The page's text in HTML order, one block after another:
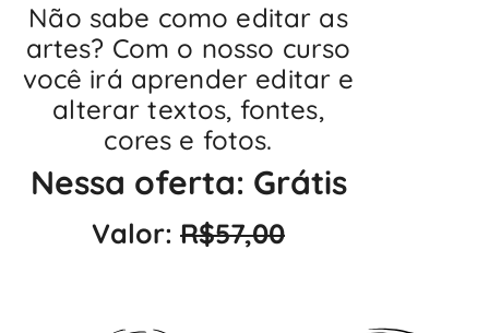
Não sabe como editar as
artes? Com o nosso curso
você irá aprender editar e
alterar textos, fontes,
cores e fotos.
Nessa oferta: Grátis
Valor: R$57,00